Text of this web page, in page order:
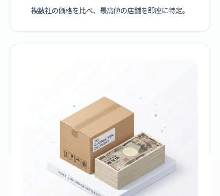
複数社の価格を比べ、最高値の店舗を即座に特定。